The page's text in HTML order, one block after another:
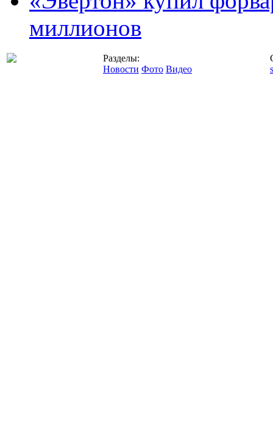
миллионов
Разделы:
Новости Фото Видео